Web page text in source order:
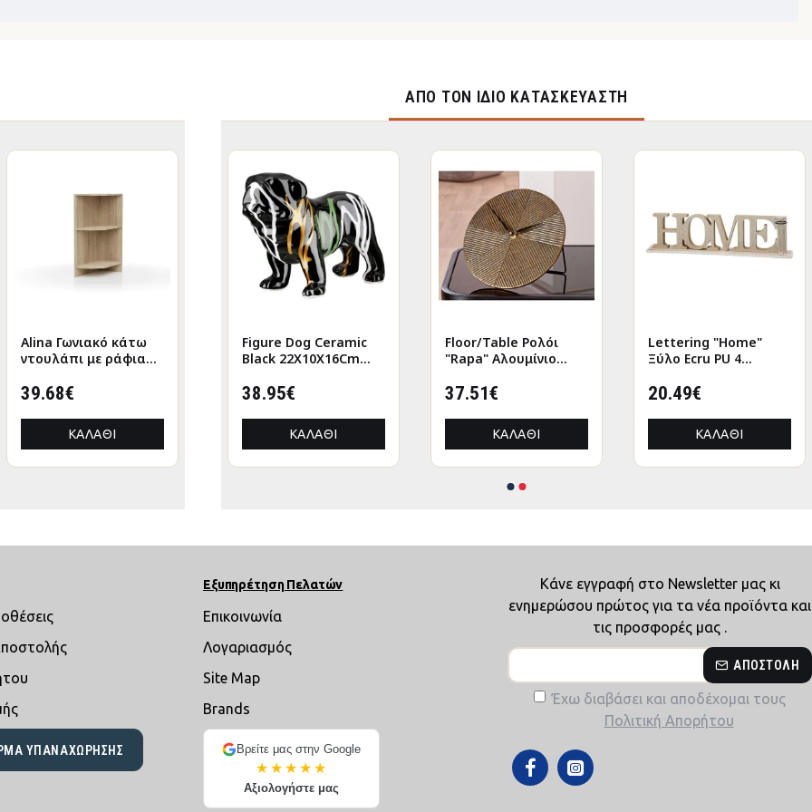
Alina Γωνιακό κάτω
ντουλάπι με ράφια
39.68€
ΚΑΛΆΘΙ
ΑΠΌ ΤΟΝ ΊΔΙΟ ΚΑΤΑΣΚΕΥΑΣΤΉ
Figure Cat Porcelain
White 2 Assorted
9.73€
ΚΑΛΆΘΙ
Figure Dog Ceramic
Black 22X10X16Cm
38.95€
ΚΑΛΆΘΙ
Floor/Table Ρολόι
"Rapa" Αλουμίνιο
155 cm D. 205 cm
37.51€
ΚΑΛΆΘΙ
Lettering "Home"
Ξύλο Ecru PU 4
20.49€
ΚΑΛΆΘΙ
ΥΠΑΝΑΧΏΡΗΣΗΣ
Εξυπηρέτηση Πελατών
Επικοινωνία
Λογαριασμός
Site Map
Brands
Βρείτε μας στην Google
★★★★★
Αξιολογήστε μας
Κάνε εγγραφή στο Newsletter μας κι
ενημερώσου πρώτος για τα νέα προϊόντα και
τις προσφορές μας .
ΑΠΟΣΤΟΛΉ
Έχω διαβάσει και αποδέχομαι τους
Πολιτική Απορήτου